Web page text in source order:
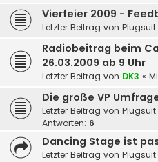
Vierfeier 2009 -
Letzter Beitrag von Plugsuit
Radiobeitrag beim
26.03.2009 ab 9 Uhr
Letzter Beitrag von DK3 «
Die große VP
Letzter Beitrag von Plugsuit
Antworten: 6
Dancing Stage ist
Letzter Beitrag von Plugsuit